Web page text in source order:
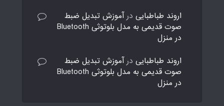
اروند طباطبایی در آموزش تبدیل ضبط
صوت قدیمی به مدل بلوتوثی Bluetooth
در منزل
اروند طباطبایی در آموزش تبدیل ضبط
صوت قدیمی به مدل بلوتوثی Bluetooth
در منزل